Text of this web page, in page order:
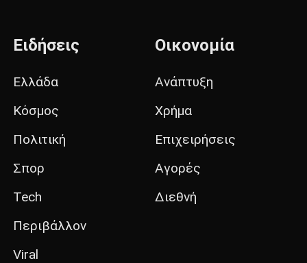
Ειδήσεις
Ελλάδα
Κόσμος
Πολιτική
Σπορ
Tech
Περιβάλλον
Viral
Οικονομία
Ανάπτυξη
Χρήμα
Επιχειρήσεις
Αγορές
Διεθνή